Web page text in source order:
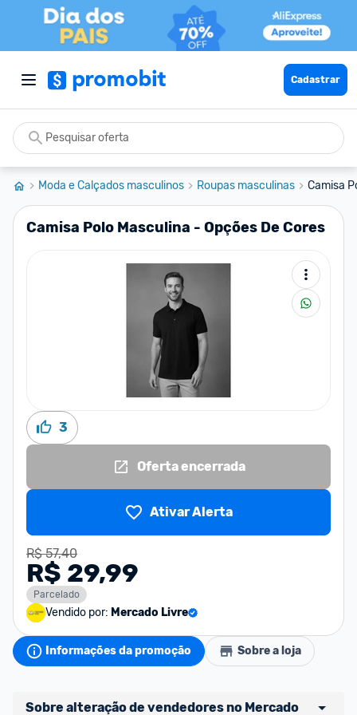
Cadastrar
Moda e Calçados masculinos Roupas masculinas Camisa
Camisa Polo Masculina - Opções De Cores
3
Oferta encerrada
Ativar Alerta
R$ 57,40
R$ 29,99
Parcelado
Vendido por: Mercado Livre
Informações da promoção Sobre a loja
Sobre alteração de vendedores no Mercado